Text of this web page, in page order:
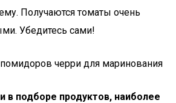
Получаются томаты очень
Убедитесь сами!
черри для маринования
в подборе продуктов, наиболее